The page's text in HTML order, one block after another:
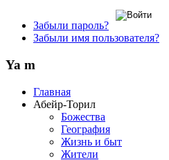
Забыли пароль?
Забыли имя пользователя?
Ya m
Главная
Абейр-Торил
Божества
География
Жизнь и быт
Жители